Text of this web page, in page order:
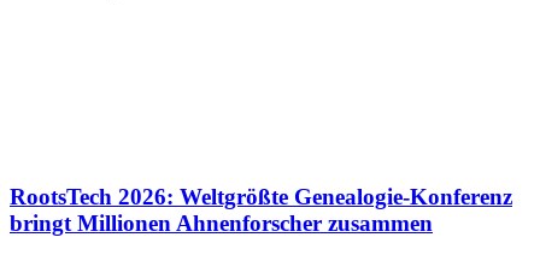
RootsTech 2026: Weltgrößte Genealogie-Konferenz
bringt Millionen Ahnenforscher zusammen